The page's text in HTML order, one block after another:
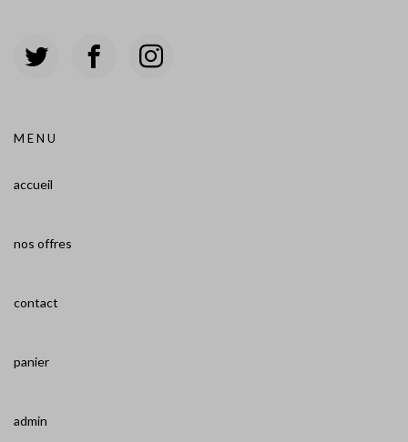
MENU
accueil
nos offres
contact
panier
admin